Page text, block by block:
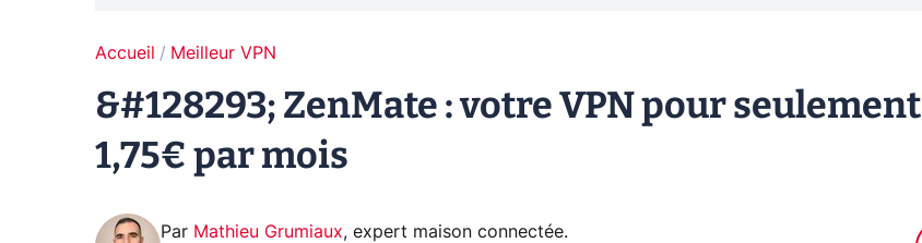
Accueil Meilleur VPN
&#128293; ZenMate : votre VPN pour seulement
1,75€ par mois
Par Mathieu Grumiaux, expert maison connectée.